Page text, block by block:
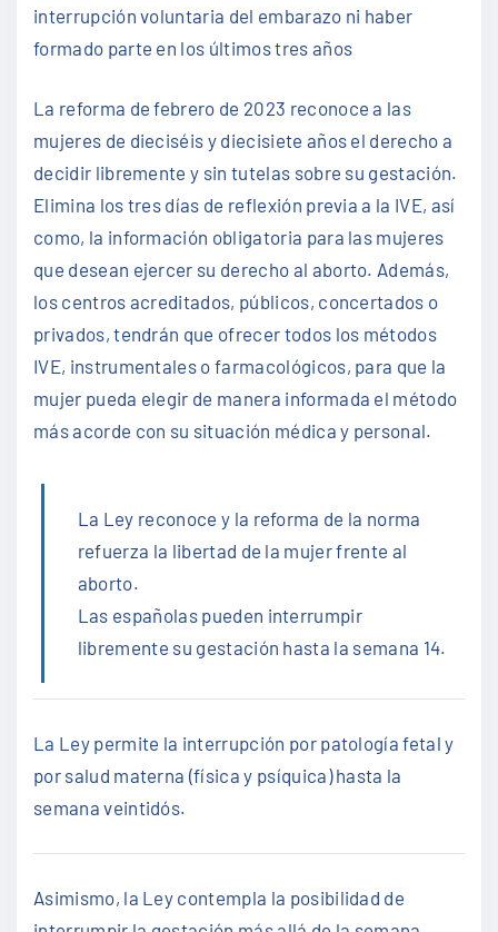
interrupción voluntaria del embarazo ni haber
formado parte en los últimos tres años
La reforma de febrero de 2023 reconoce a las
mujeres de dieciséis y diecisiete años el derecho a
decidir libremente y sin tutelas sobre su gestación.
Elimina los tres días de reflexión previa a la IVE, así
como, la información obligatoria para las mujeres
que desean ejercer su derecho al aborto. Además,
los centros acreditados, públicos, concertados o
privados, tendrán que ofrecer todos los métodos
IVE, instrumentales o farmacológicos, para que la
mujer pueda elegir de manera informada el método
más acorde con su situación médica y personal.
La Ley reconoce y la reforma de la norma
refuerza la libertad de la mujer frente al
aborto.
Las españolas pueden interrumpir
libremente su gestación hasta la semana 14.
La Ley permite la interrupción por patología fetal y
por salud materna (física y psíquica) hasta la
semana veintidós.
Asimismo, la Ley contempla la posibilidad de